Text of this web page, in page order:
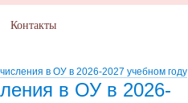
в ОУ в 2026-2027 учебном году
в ОУ в 2026-
Контакты